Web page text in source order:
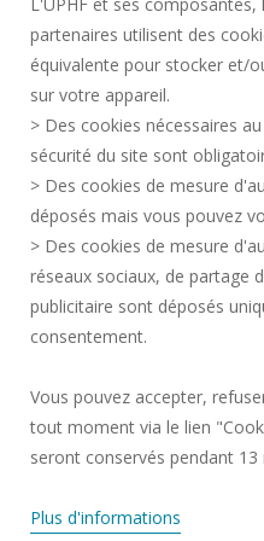
ACCESIBILIDAD
INFORMACIÓN LEGAL
CONTACTOS
DATOS PERSONALES
SERVICIOS PÚBLICOS +
CRÉDITOS
DOY MI OPINIÓN
ACCESIBILIDAD: NO
GESTIÓN DE COOKIES
¡Únete a nosotros!
partenaires utilisent des
équivalente pour stocker et/
sur votre appareil.
> Des cookies nécessaires
sécurité du site sont
> Des cookies de mesure
déposés mais vous pouvez
> Des cookies de mesure
réseaux sociaux, de partage
publicitaire sont déposés
consentement.
Vous pouvez accepter,
tout moment via le lien
seront conservés pendant 13
Plus d'informations